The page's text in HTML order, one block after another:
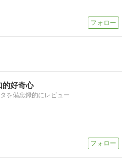
的好奇心
を備忘録的にレビュー